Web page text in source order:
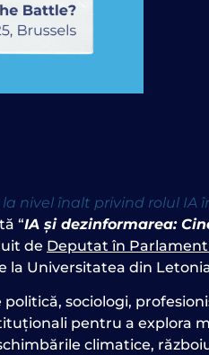
nivel înalt privind rolul IA
“IA și dezinformarea:
de Deputat în
la Universitatea din
sociologi,
pentru a explora
climatice,